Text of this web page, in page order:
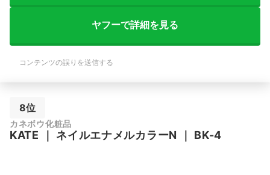
ヤフーで詳細を見る
コンテンツの誤りを送信する
8位
カネボウ化粧品
KATE ｜ ネイルエナメルカラーN ｜ BK-4